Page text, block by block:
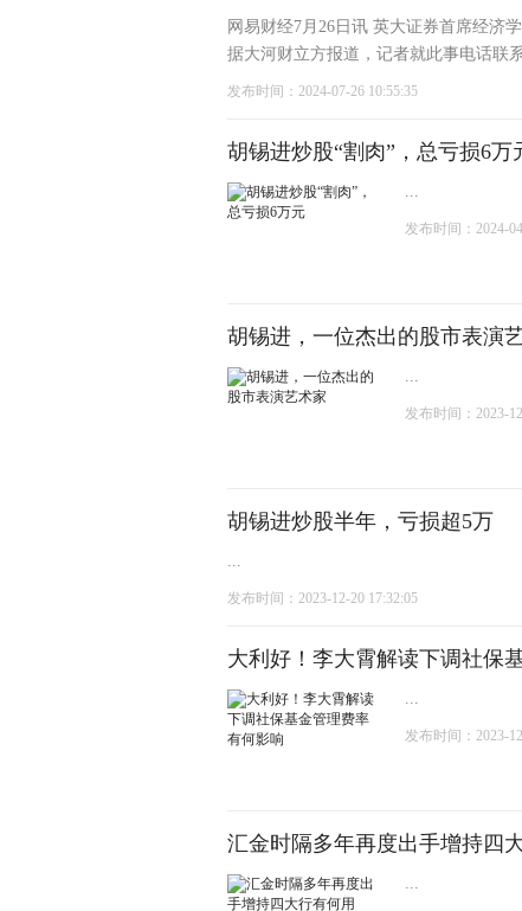
网易财经7月26日讯 英大证券首席经济
据大河财立方报道，记者就此事电话联
发布时间：2024-07-26 10:55:35
胡锡进炒股“割肉”，总亏损6万
...
发布时间：2024-
胡锡进，一位杰出的股市表演
...
发布时间：2023-
胡锡进炒股半年，亏损超5万
...
发布时间：2023-12-20 17:32:05
大利好！李大霄解读下调社保
...
发布时间：2023-
汇金时隔多年再度出手增持四
...